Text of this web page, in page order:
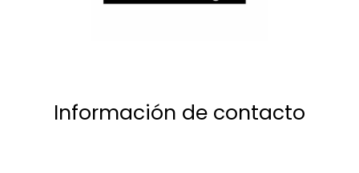
Información de contacto